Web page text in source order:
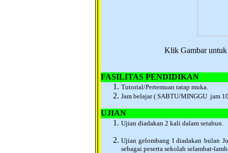
Klik Gambar untuk
FASILITAS PENDIDIKAN
Tutorial/Pertemuan tatap muka.
Jam belajar ( SABTU/MINGGU jam
UJIAN
Ujian diadakan 2 kali dalam setahun.
Ujian gelombang I diadakan bulan
sebagai peserta sekolah selambat-